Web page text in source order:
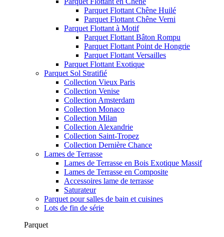
Parquet Flottant Chêne Huilé
Parquet Flottant Chêne Verni
Parquet Flottant à Motif
Parquet Flottant Bâton Rompu
Parquet Flottant Point de Hongrie
Parquet Flottant Versailles
Parquet Flottant Exotique
Parquet Sol Stratifié
Collection Vieux Paris
Collection Venise
Collection Amsterdam
Collection Monaco
Collection Milan
Collection Alexandrie
Collection Saint-Tropez
Collection Dernière Chance
Lames de Terrasse
Lames de Terrasse en Bois Exotique Massif
Lames de Terrasse en Composite
Accessoires lame de terrasse
Saturateur
Parquet pour salles de bain et cuisines
Lots de fin de série
Parquet